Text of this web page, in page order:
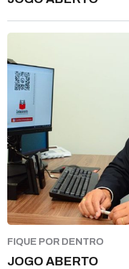
FIQUE POR DENTRO
JOGO ABERTO